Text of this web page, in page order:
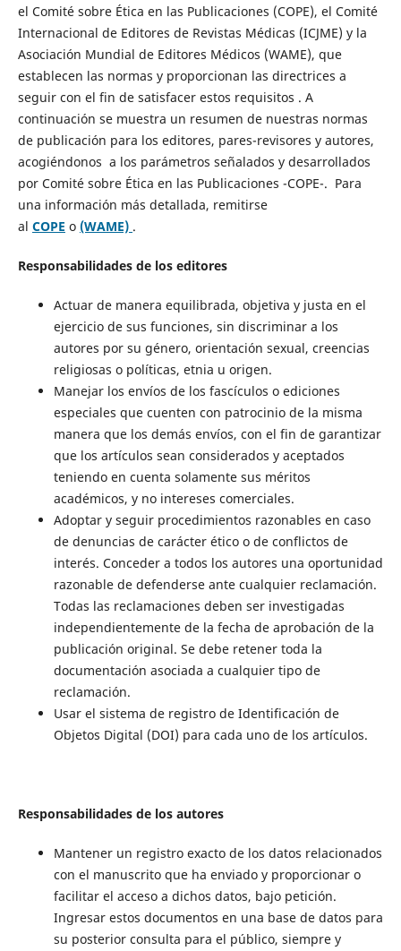
el Comité sobre Ética en las Publicaciones (COPE), el Comité
Internacional de Editores de Revistas Médicas (ICJME) y la
Asociación Mundial de Editores Médicos (WAME), que
establecen las normas y proporcionan las directrices a
seguir con el fin de satisfacer estos requisitos . A
continuación se muestra un resumen de nuestras normas
de publicación para los editores, pares-revisores y autores,
acogiéndonos a los parámetros señalados y desarrollados
por Comité sobre Ética en las Publicaciones -COPE-. Para
una información más detallada, remitirse
al COPE o (WAME) .
Responsabilidades de los editores
Actuar de manera equilibrada, objetiva y justa en el
ejercicio de sus funciones, sin discriminar a los
autores por su género, orientación sexual, creencias
religiosas o políticas, etnia u origen.
Manejar los envíos de los fascículos o ediciones
especiales que cuenten con patrocinio de la misma
manera que los demás envíos, con el fin de garantizar
que los artículos sean considerados y aceptados
teniendo en cuenta solamente sus méritos
académicos, y no intereses comerciales.
Adoptar y seguir procedimientos razonables en caso
de denuncias de carácter ético o de conflictos de
interés. Conceder a todos los autores una oportunidad
razonable de defenderse ante cualquier reclamación.
Todas las reclamaciones deben ser investigadas
independientemente de la fecha de aprobación de la
publicación original. Se debe retener toda la
documentación asociada a cualquier tipo de
reclamación.
Usar el sistema de registro de Identificación de
Objetos Digital (DOI) para cada uno de los artículos.
Responsabilidades de los autores
Mantener un registro exacto de los datos relacionados
con el manuscrito que ha enviado y proporcionar o
facilitar el acceso a dichos datos, bajo petición.
Ingresar estos documentos en una base de datos para
su posterior consulta para el público, siempre y